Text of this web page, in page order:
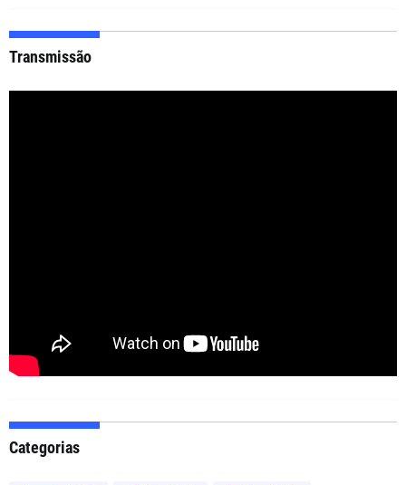
Transmissão
Categorias